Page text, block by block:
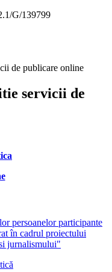
G/139799
de publicare online
servicii de
persoanelor participante
în cadrul proiectului
jurnalismului"